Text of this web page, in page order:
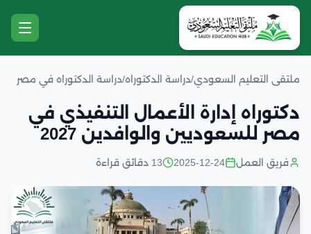
ملتقى التعليم السعودي/دراسة الدكتوراه/دراسة الدكتوراه في مصر
دكتوراه إدارة الأعمال التنفيذي في
مصر للسعوديين والوافدين 2027
فريق العمل 2025-12-24 13 دقائق قراءة